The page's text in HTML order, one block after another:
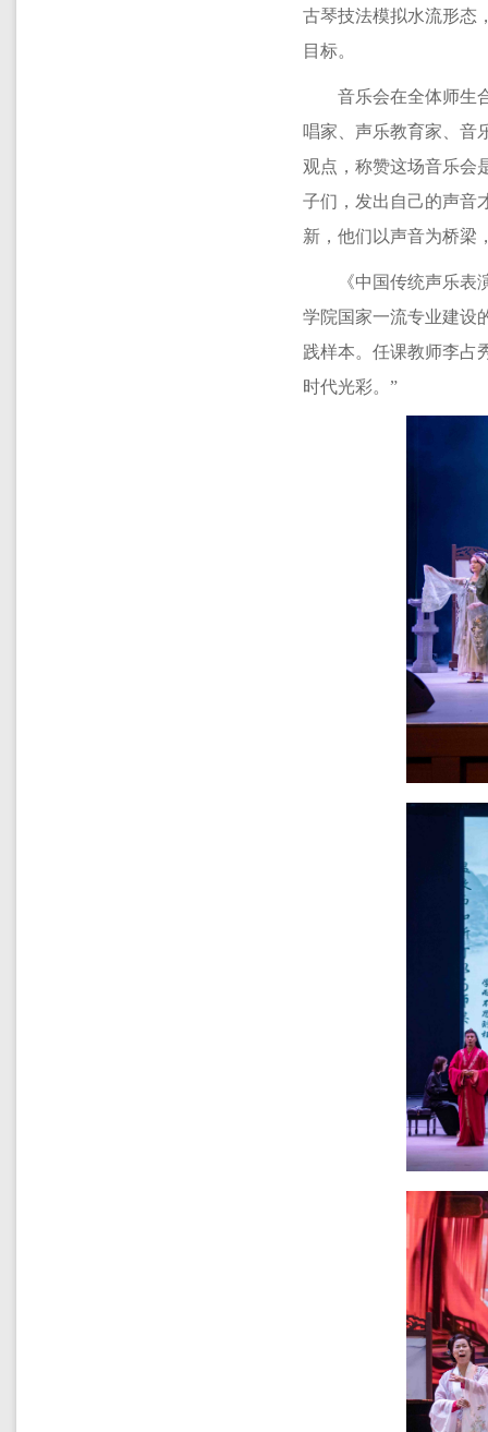
古琴技法模拟水流形态
目标。
音乐会在全体师生
唱家、声乐教育家、音
观点，称赞这场音乐会
子们，发出自己的声音
新，他们以声音为桥梁
《中国传统声乐
学院国家一流专业建设
践样本。任课教师李占
时代光彩。”